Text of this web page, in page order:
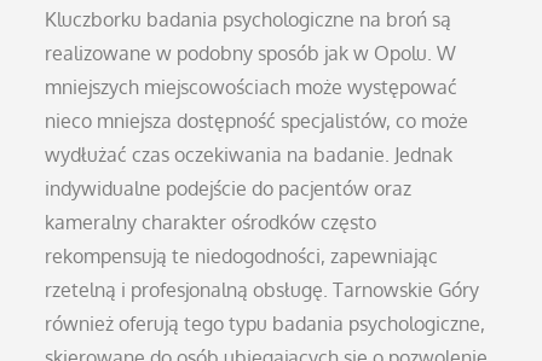
Kluczborku badania psychologiczne na broń są
realizowane w podobny sposób jak w Opolu. W
mniejszych miejscowościach może występować
nieco mniejsza dostępność specjalistów, co może
wydłużać czas oczekiwania na badanie. Jednak
indywidualne podejście do pacjentów oraz
kameralny charakter ośrodków często
rekompensują te niedogodności, zapewniając
rzetelną i profesjonalną obsługę. Tarnowskie Góry
również oferują tego typu badania psychologiczne,